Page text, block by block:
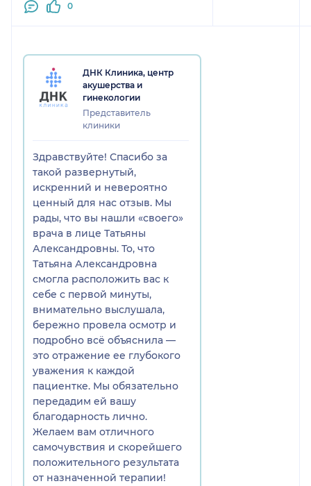
слушала🙏🏻 Я нашла своего
что доверила свое здоровье
профессионал своего дела,
который уважает пациентов,
любит свою работу❤️
0
ДНК Клиника, центр
акушерства и
гинекологии
Представитель
клиники
Здравствуйте! Спасибо за
такой развернутый,
искренний и невероятно
ценный для нас отзыв. Мы
рады, что вы нашли «своего»
врача в лице Татьяны
Александровны. То, что
Татьяна Александровна
смогла расположить вас к
себе с первой минуты,
внимательно выслушала,
бережно провела осмотр и
подробно всё объяснила —
это отражение ее глубокого
уважения к каждой
пациентке. Мы обязательно
передадим ей вашу
благодарность лично.
Желаем вам отличного
самочувствия и скорейшего
положительного результата
от назначенной терапии!